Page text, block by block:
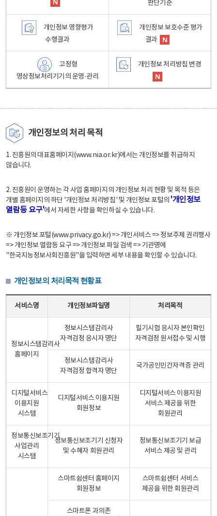
판단기준
개인정보 영향평가
수행결과
개인정보 보호수준 평가
결과
고정형
영상정보처리기기의 운영·관리
개인정보 처리방침 변경
개인정보의 처리 목적
1. 진흥원의 대표홈페이지(www.nia.or.kr)에서는 개인정보를 취급하지
않습니다.
2. 진흥원이 운영하는 각 사업 홈페이지의 개인정보 처리 현황 및 목적 등은
개별 홈페이지의 하단 '개인정보 처리방침' 및 개인정보 포털의 '개인정보
열람등 요구'에서 자세한 사항을 확인하실 수 있습니다.
※ 개인정보 포털(www.privacy.go.kr) => 개인서비스 => 정보주체 권리행사
=> 개인정보 열람등 요구 => 개인정보 파일 검색 => 기관명에
"한국지능정보사회진흥원"을 입력하면 세부 내용을 확인할 수 있습니다.
개인정보의 처리목적 현황표
서비스명 개인정보파일명 처리목적
정보시스템감리사
홈페이지
정보시스템감리사
자격검정 응시자 명단
필기시험 응시자 본인확인
자격검정 원서접수 및 시행
정보시스템감리사
자격검정 합격자 명단
국가공인민간자격증 관리
디지털서비스
이용지원
시스템
디지털서비스 이용지원
회원정보
디지털서비스 이용지원
서비스 제공을 위한
회원관리
정보통신보조기기
사업관리
시스템
정보통신보조기기 신청자
및 수혜자 회원관리
정보통신보조기기 보급
서비스 제공 및 관리
스마트쉼센터 홈페이지
회원정보
스마트쉼센터 서비스
제공을 위한 회원관리
스마트폰 과의존